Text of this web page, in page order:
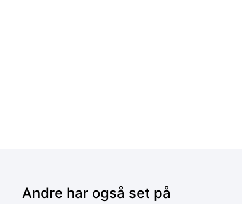
Andre har også set på